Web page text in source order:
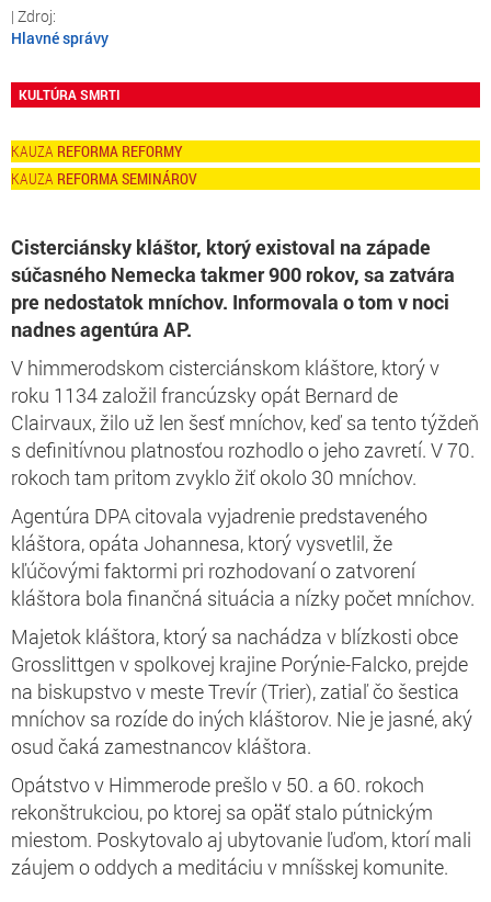
Hlavné správy
KULTÚRA SMRTI
REFORMA REFORMY
REFORMA SEMINÁROV
Cisterciánsky kláštor, ktorý existoval na západe
súčasného Nemecka takmer 900 rokov, sa zatvára
pre nedostatok mníchov. Informovala o tom v noci
nadnes agentúra AP.
V himmerodskom cisterciánskom kláštore, ktorý v
roku 1134 založil francúzsky opát Bernard de
Clairvaux, žilo už len šesť mníchov, keď sa tento týždeň
s definitívnou platnosťou rozhodlo o jeho zavretí. V 70.
rokoch tam pritom zvyklo žiť okolo 30 mníchov.
Agentúra DPA citovala vyjadrenie predstaveného
kláštora, opáta Johannesa, ktorý vysvetlil, že
kľúčovými faktormi pri rozhodovaní o zatvorení
kláštora bola finančná situácia a nízky počet mníchov.
Majetok kláštora, ktorý sa nachádza v blízkosti obce
Grosslittgen v spolkovej krajine Porýnie-Falcko, prejde
na biskupstvo v meste Trevír (Trier), zatiaľ čo šestica
mníchov sa rozíde do iných kláštorov. Nie je jasné, aký
osud čaká zamestnancov kláštora.
Opátstvo v Himmerode prešlo v 50. a 60. rokoch
rekonštrukciou, po ktorej sa opäť stalo pútnickým
miestom. Poskytovalo aj ubytovanie ľuďom, ktorí mali
záujem o oddych a meditáciu v mníšskej komunite.